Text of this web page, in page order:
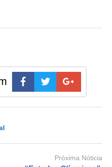
Próxima Nóticia